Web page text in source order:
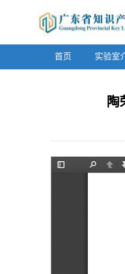
首页 实验室
陶